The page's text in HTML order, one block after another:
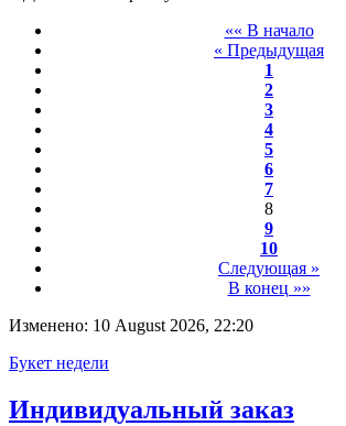
«« В начало
« Предыдущая
1
2
3
4
5
6
7
8
9
10
Следующая »
В конец »»
Изменено: 10 August 2026, 22:20
Букет недели
Индивидуальный заказ